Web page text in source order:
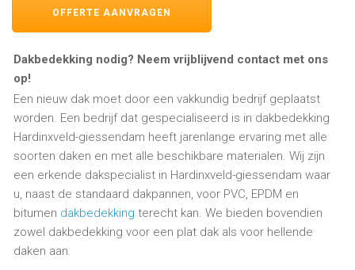
OFFERTE AANVRAGEN
Dakbedekking nodig? Neem vrijblijvend contact met ons
op!
Een nieuw dak moet door een vakkundig bedrijf geplaatst
worden. Een bedrijf dat gespecialiseerd is in dakbedekking
Hardinxveld-giessendam heeft jarenlange ervaring met alle
soorten daken en met alle beschikbare materialen. Wij zijn
een erkende dakspecialist in Hardinxveld-giessendam waar
u, naast de standaard dakpannen, voor PVC, EPDM en
bitumen dakbedekking terecht kan. We bieden bovendien
zowel dakbedekking voor een plat dak als voor hellende
daken aan.